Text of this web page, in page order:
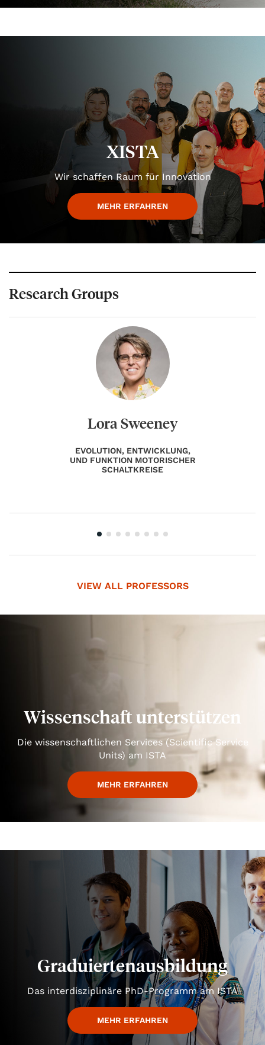
XISTA
Wir schaffen Raum für Innovation
MEHR ERFAHREN
Research Groups
Lora Sweeney
EVOLUTION, ENTWICKLUNG,
UND FUNKTION MOTORISCHER
SCHALTKREISE
VIEW ALL PROFESSORS
Wissenschaft unterstützen
Die wissenschaftlichen Services (Scientific Service
Units) am ISTA
MEHR ERFAHREN
Graduiertenausbildung
Das interdisziplinäre PhD-Programm am ISTA
MEHR ERFAHREN